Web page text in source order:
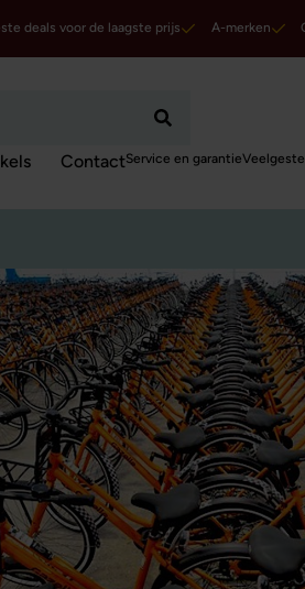
deals voor de laagste prijs A-merken
ContactService en garantie